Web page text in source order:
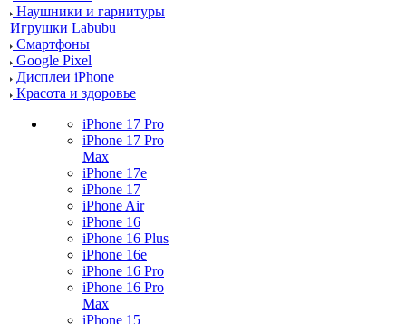
Наушники и гарнитуры
Игрушки Labubu
Смартфоны
Google Pixel
Дисплеи iPhone
Красота и здоровье
iPhone 17 Pro
iPhone 17 Pro
Max
iPhone 17e
iPhone 17
iPhone Air
iPhone 16
iPhone 16 Plus
iPhone 16e
iPhone 16 Pro
iPhone 16 Pro
Max
iPhone 15